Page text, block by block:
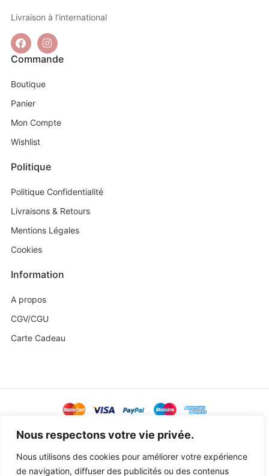
Nous respectons votre vie privée.
Nous utilisons des cookies pour améliorer votre expérience
de navigation, diffuser des publicités ou des contenus
Livraison à l’international
Commande
Boutique
Panier
Mon Compte
Wishlist
Politique
Politique Confidentialité
Livraisons & Retours
Mentions Légales
Cookies
Information
A propos
CGV/CGU
Carte Cadeau
@ Copyright 2023 Baby Sweetness byAgence Exoa